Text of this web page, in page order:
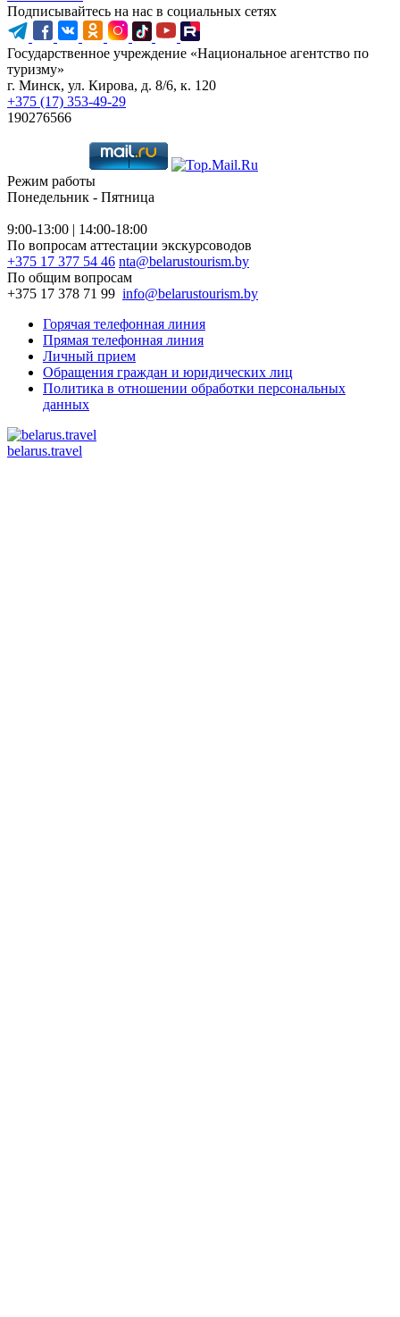
Подписывайтесь на нас в социальных сетях
Государственное учреждение «Национальное агентство по
туризму»
г. Минск, ул. Кирова, д. 8/6, к. 120
+375 (17) 353-49-29
190276566
Режим работы
Понедельник - Пятница
9:00-13:00 | 14:00-18:00
По вопросам аттестации экскурсоводов
+375 17 377 54 46 nta@belarustourism.by
По общим вопросам
+375 17 378 71 99 info@belarustourism.by
Горячая телефонная линия
Прямая телефонная линия
Личный прием
Обращения граждан и юридических лиц
Политика в отношении обработки персональных
данных
belarus.travel